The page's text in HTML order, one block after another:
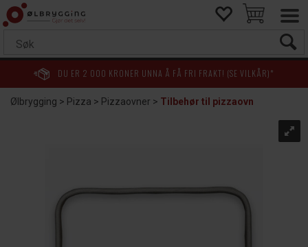
DU ER 2 000 KRONER UNNA Å FÅ FRI FRAKT! (SE VILKÅR)*
Ølbrygging>Pizza>Pizzaovner>Tilbehør til pizzaovn